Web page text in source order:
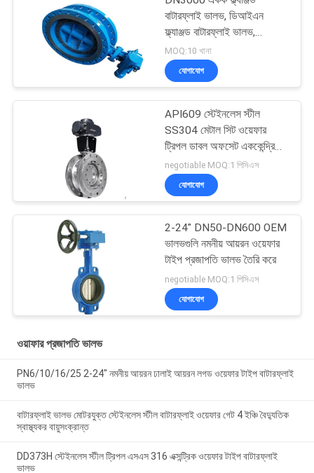
বাটারফ্লাই ভালভ, ডিআইএন
ফ্ল্যাঞ্জড বাটারফ্লাই ভালভ,
15.2MPa নমনীয় আয়রন
বাটারফ্লাই ভালভ
MOQ:10 খানা
যোগাযোগ
API609 স্টেইনলেস স্টীল
SS304 মেটাল সিট ওয়েফার
ট্রিপল ডাবল অফসেট এককেন্দ্রিক
প্রজাপতি ভালভ
negotiable MOQ:1 পিসিএস
যোগাযোগ
2-24" DN50-DN600 OEM
ভালভগুলি নমনীয় আয়রন ওয়েফার
টাইপ প্রজাপতি ভালভ তৈরি করে
negotiable MOQ:1 পিসিএস
যোগাযোগ
ওয়াফার প্রজাপতি ভালভ
PN6/10/16/25 2-24" নমনীয় আয়রন ঢালাই আয়রন লগড ওয়েফার টাইপ বাটারফ্লাই
ভালভ
বাটারফ্লাই ভালভ মোটরযুক্ত স্টেইনলেস স্টীল বাটারফ্লাই ওয়েফার গেট 4 ইঞ্চি বৈদ্যুতিক
স্বাস্থ্যকর বায়ুসংক্রান্ত
DD373H স্টেইনলেস স্টীল ট্রিপল এসএস 316 এক্সন্ট্রিক ওয়েফার টাইপ বাটারফ্লাই
ভালভ